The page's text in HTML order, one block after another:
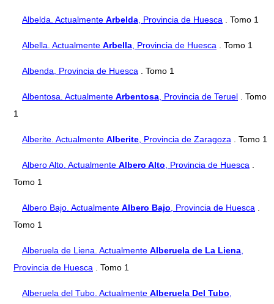
Albelda. Actualmente Arbelda , Provincia de Huesca . Tomo 1
Albella. Actualmente Arbella , Provincia de Huesca . Tomo 1
Albenda, Provincia de Huesca . Tomo 1
Albentosa. Actualmente Arbentosa , Provincia de Teruel . Tomo
1
Alberite. Actualmente Alberite , Provincia de Zaragoza . Tomo 1
Albero Alto. Actualmente Albero Alto , Provincia de Huesca
Tomo 1
Albero Bajo. Actualmente Albero Bajo , Provincia de Huesca
Tomo 1
Alberuela de Liena. Actualmente Alberuela de La Liena
Provincia de Huesca . Tomo 1
Alberuela del Tubo. Actualmente Alberuela Del Tubo